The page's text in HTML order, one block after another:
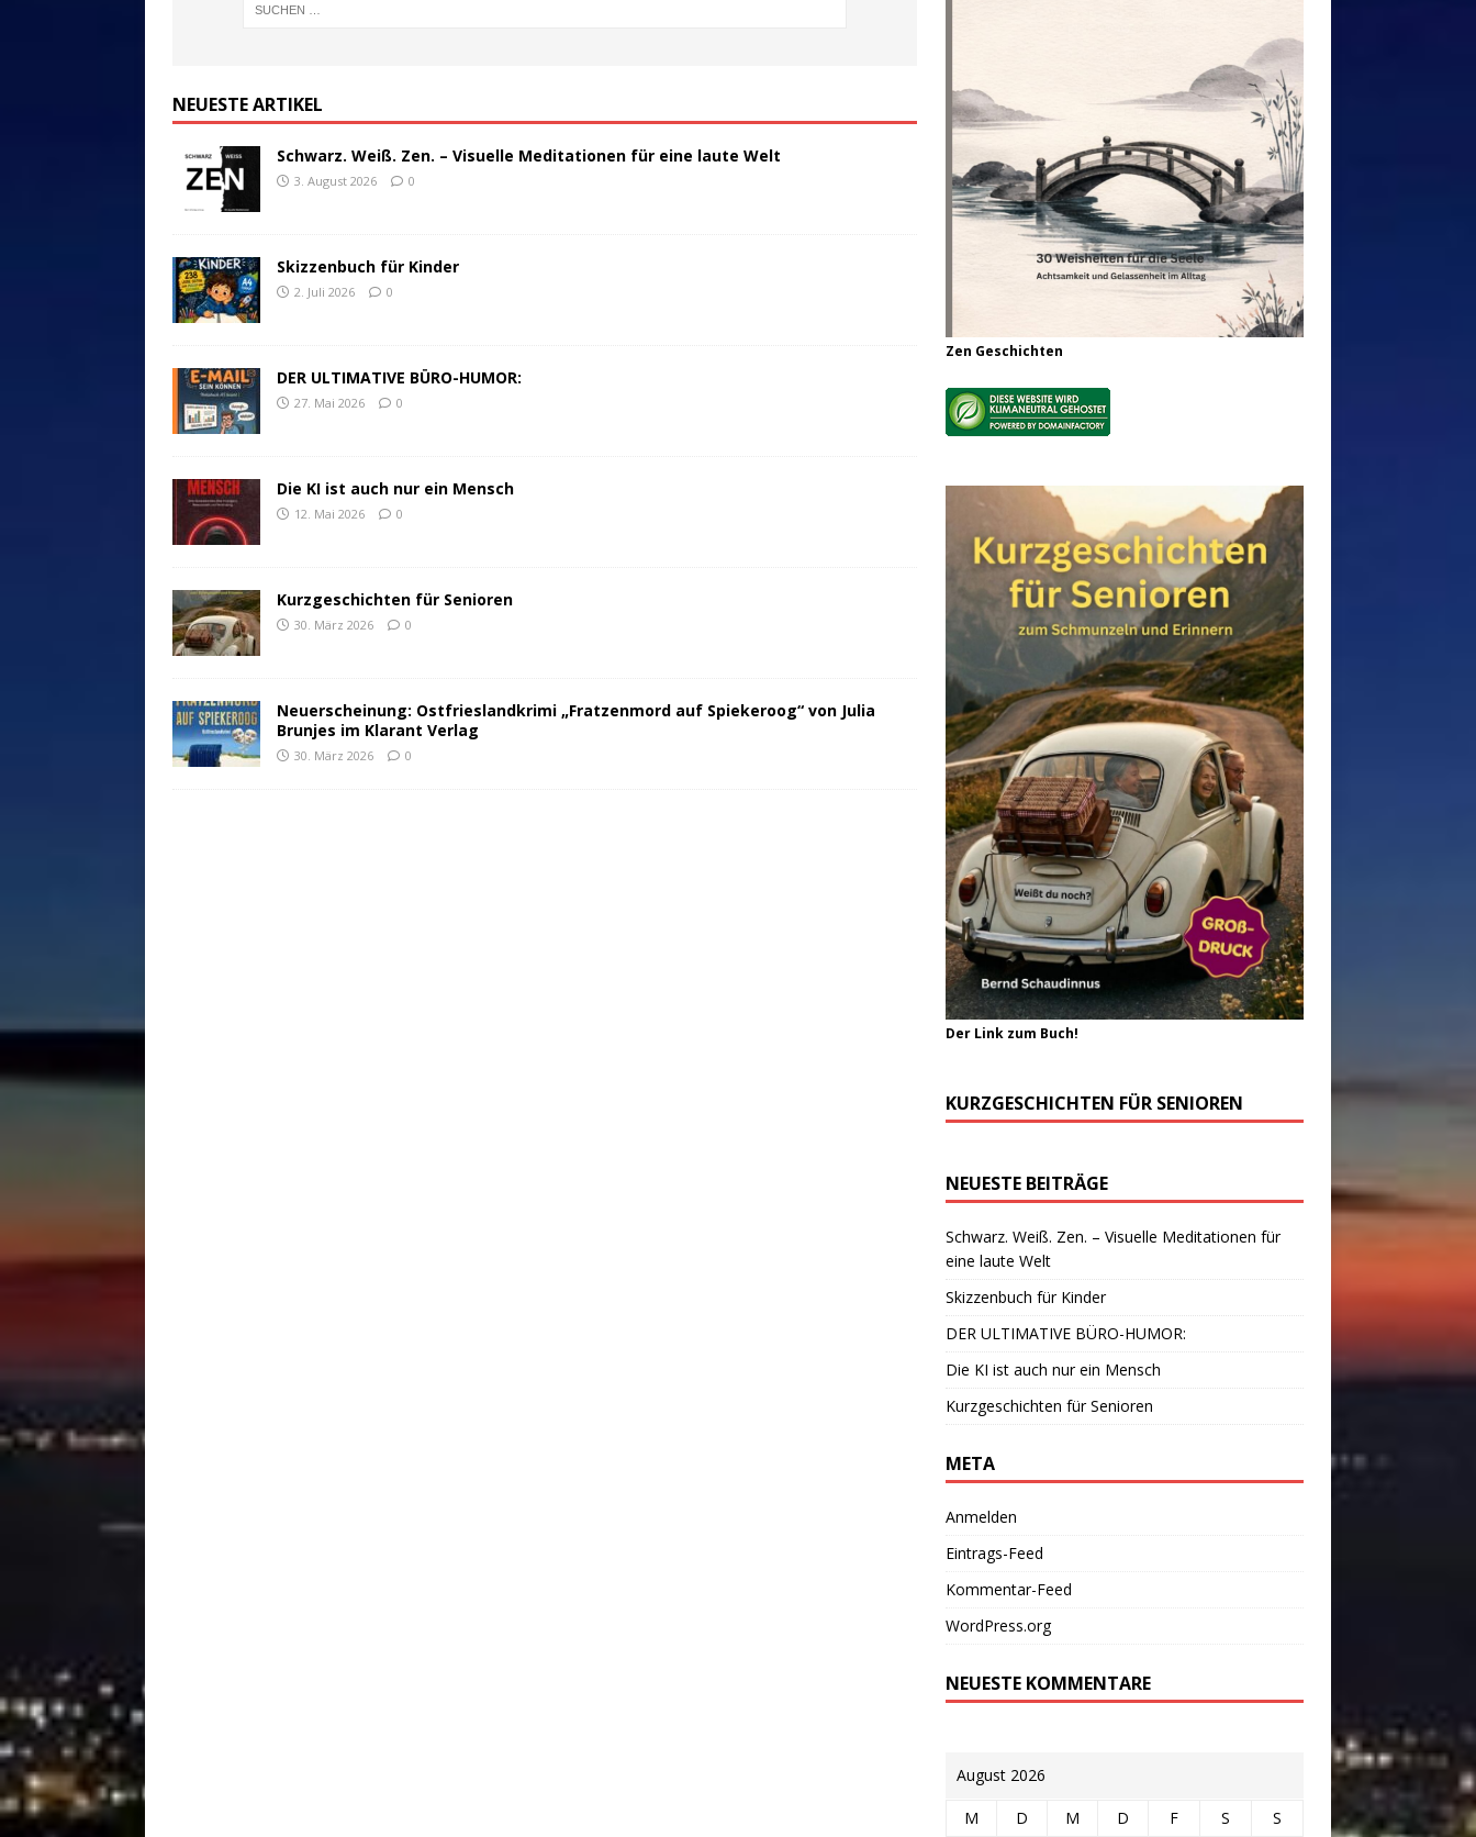
NEUESTE ARTIKEL
Schwarz. Weiß. Zen. – Visuelle Meditationen für eine laute Welt
3. August 2026 0
Skizzenbuch für Kinder
2. Juli 2026 0
DER ULTIMATIVE BÜRO-HUMOR:
27. Mai 2026 0
Die KI ist auch nur ein Mensch
12. Mai 2026 0
Kurzgeschichten für Senioren
30. März 2026 0
Neuerscheinung: Ostfrieslandkrimi „Fratzenmord auf Spiekeroog“ von Julia
Brunjes im Klarant Verlag
30. März 2026 0
Zen Geschichten
Der Link zum Buch!
KURZGESCHICHTEN FÜR SENIOREN
NEUESTE BEITRÄGE
Schwarz. Weiß. Zen. – Visuelle Meditationen für
eine laute Welt
Skizzenbuch für Kinder
DER ULTIMATIVE BÜRO-HUMOR:
Die KI ist auch nur ein Mensch
Kurzgeschichten für Senioren
META
Anmelden
Eintrags-Feed
Kommentar-Feed
WordPress.org
NEUESTE KOMMENTARE
August 2026
M D M D F S
S